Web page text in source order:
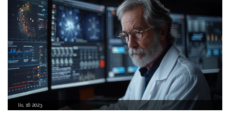
lis, 16 2023